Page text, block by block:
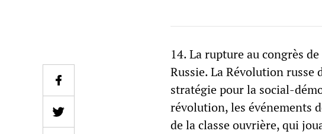
14. La rupture au congrès
Russie. La Révolution russe
stratégie pour la social-
révolution, les événements
de la classe ouvrière, qui